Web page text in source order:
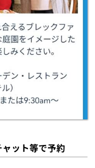
ット等で予約